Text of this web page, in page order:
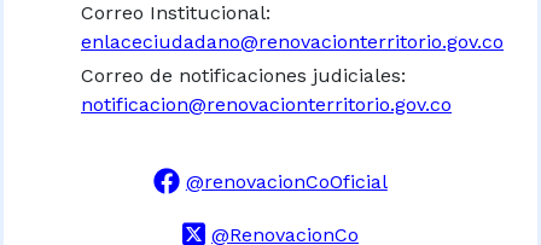
Correo Institucional:
enlaceciudadano@renovacionterritorio.gov.co
Correo de notificaciones judiciales:
notificacion@renovacionterritorio.gov.co
@renovacionCoOficial
@RenovacionCo